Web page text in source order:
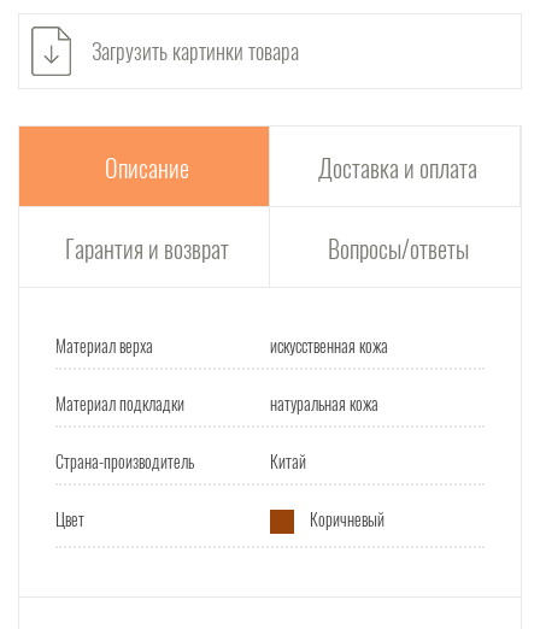
Загрузить картинки товара
Описание Доставка и оплата
Гарантия и возврат Вопросы/ответы
Материал верха искусственная кожа
Материал подкладки натуральная кожа
Страна-производитель Китай
Цвет Коричневый